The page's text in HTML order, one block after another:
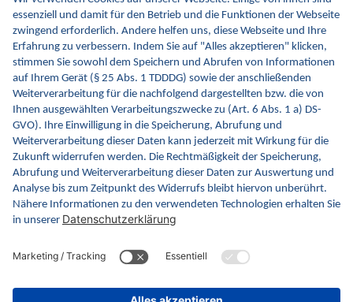
eEB-Verarbeitung
Das System bietet eine Unterstützung für das Fachverfahren der
elektronischen Ersatzbescheinigung (eEB) bei gesetzlich
Versicherten an, in dem es empfangene eEB-Bescheinigungen
bzw. KIM-Nachrichten mit der Dienstkennung "eEB" verarbeiten
kann. (Auch bekannt als sog. Praxis Check-in.)
Online-Check-in PKV
Das System bietet eine Unterstützung für das Verfahren der
einmaligen sicheren Übermittlung der
Krankenversichertennummer für Privatversicherte an. (Auch